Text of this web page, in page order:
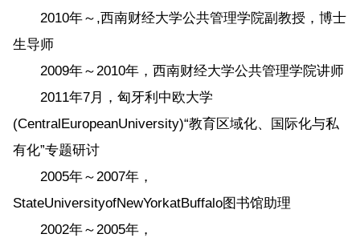
2010年～,西南财经大学公共管理学院副教授，博士
生导师
2009年～2010年，西南财经大学公共管理学院讲师
2011年7月，匈牙利中欧大学
(CentralEuropeanUniversity)“教育区域化、国际化与私
有化”专题研讨
2005年～2007年，
StateUniversityofNewYorkatBuffalo图书馆助理
2002年～2005年，